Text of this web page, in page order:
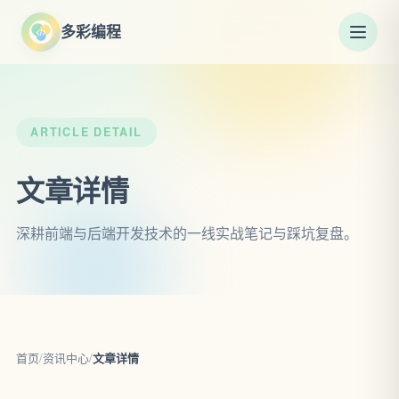
多彩编程
ARTICLE DETAIL
文章详情
深耕前端与后端开发技术的一线实战笔记与踩坑复盘。
首页/资讯中心/文章详情